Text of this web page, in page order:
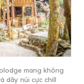
mang không
dãy núi cực chill